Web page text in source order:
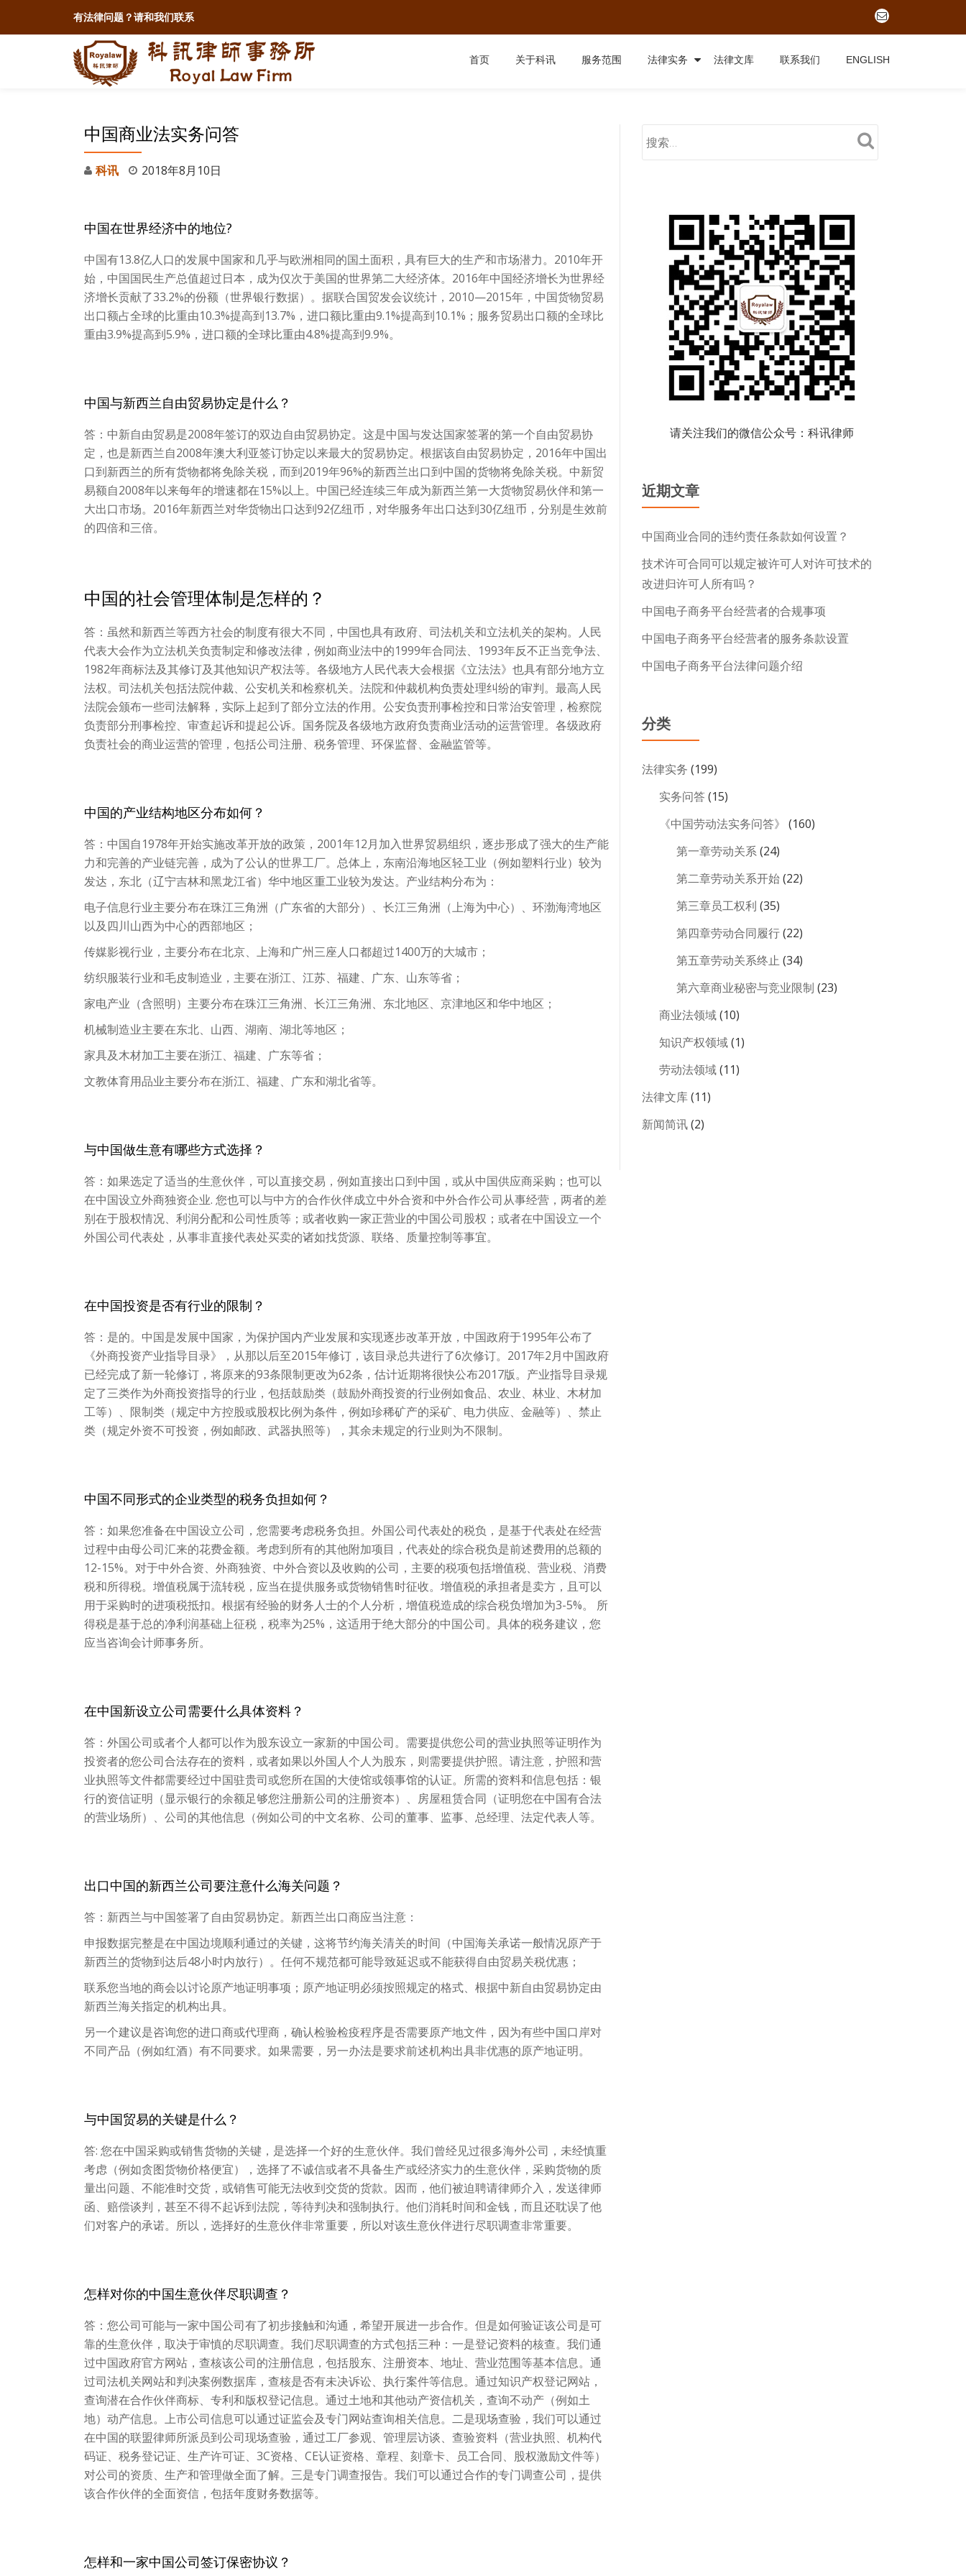
跳
有法律问题？请和我们联系
fa-
envelope-
o
首页 关于科讯 服务范围 法律实务 法律文库 联系我们 ENGLISH
中国商业法实务问答
科讯 2018年8月10日
中国在世界经济中的地位?
中国有13.8亿人口的发展中国家和几乎与欧洲相同的国土面积，具有巨大的生产和市场潜力。2010年开
始，中国国民生产总值超过日本，成为仅次于美国的世界第二大经济体。2016年中国经济增长为世界经
济增长贡献了33.2%的份额（世界银行数据）。据联合国贸发会议统计，2010—2015年，中国货物贸易
出口额占全球的比重由10.3%提高到13.7%，进口额比重由9.1%提高到10.1%；服务贸易出口额的全球比
重由3.9%提高到5.9%，进口额的全球比重由4.8%提高到9.9%。
中国与新西兰自由贸易协定是什么？
答：中新自由贸易是2008年签订的双边自由贸易协定。这是中国与发达国家签署的第一个自由贸易协
定，也是新西兰自2008年澳大利亚签订协定以来最大的贸易协定。根据该自由贸易协定，2016年中国出
口到新西兰的所有货物都将免除关税，而到2019年96%的新西兰出口到中国的货物将免除关税。中新贸
易额自2008年以来每年的增速都在15%以上。中国已经连续三年成为新西兰第一大货物贸易伙伴和第一
大出口市场。2016年新西兰对华货物出口达到92亿纽币，对华服务年出口达到30亿纽币，分别是生效前
的四倍和三倍。
中国的社会管理体制是怎样的？
答：虽然和新西兰等西方社会的制度有很大不同，中国也具有政府、司法机关和立法机关的架构。人民
代表大会作为立法机关负责制定和修改法律，例如商业法中的1999年合同法、1993年反不正当竞争法、
1982年商标法及其修订及其他知识产权法等。各级地方人民代表大会根据《立法法》也具有部分地方立
法权。司法机关包括法院仲裁、公安机关和检察机关。法院和仲裁机构负责处理纠纷的审判。最高人民
法院会颁布一些司法解释，实际上起到了部分立法的作用。公安负责刑事检控和日常治安管理，检察院
负责部分刑事检控、审查起诉和提起公诉。国务院及各级地方政府负责商业活动的运营管理。各级政府
负责社会的商业运营的管理，包括公司注册、税务管理、环保监督、金融监管等。
中国的产业结构地区分布如何？
答：中国自1978年开始实施改革开放的政策，2001年12月加入世界贸易组织，逐步形成了强大的生产能
力和完善的产业链完善，成为了公认的世界工厂。总体上，东南沿海地区轻工业（例如塑料行业）较为
发达，东北（辽宁吉林和黑龙江省）华中地区重工业较为发达。产业结构分布为：
电子信息行业主要分布在珠江三角洲（广东省的大部分）、长江三角洲（上海为中心）、环渤海湾地区
以及四川山西为中心的西部地区；
传媒影视行业，主要分布在北京、上海和广州三座人口都超过1400万的大城市；
纺织服装行业和毛皮制造业，主要在浙江、江苏、福建、广东、山东等省；
家电产业（含照明）主要分布在珠江三角洲、长江三角洲、东北地区、京津地区和华中地区；
机械制造业主要在东北、山西、湖南、湖北等地区；
家具及木材加工主要在浙江、福建、广东等省；
文教体育用品业主要分布在浙江、福建、广东和湖北省等。
与中国做生意有哪些方式选择？
答：如果选定了适当的生意伙伴，可以直接交易，例如直接出口到中国，或从中国供应商采购；也可以
在中国设立外商独资企业. 您也可以与中方的合作伙伴成立中外合资和中外合作公司从事经营，两者的差
别在于股权情况、利润分配和公司性质等；或者收购一家正营业的中国公司股权；或者在中国设立一个
外国公司代表处，从事非直接代表处买卖的诸如找货源、联络、质量控制等事宜。
在中国投资是否有行业的限制？
答：是的。中国是发展中国家，为保护国内产业发展和实现逐步改革开放，中国政府于1995年公布了
《外商投资产业指导目录》，从那以后至2015年修订，该目录总共进行了6次修订。2017年2月中国政府
已经完成了新一轮修订，将原来的93条限制更改为62条，估计近期将很快公布2017版。产业指导目录规
定了三类作为外商投资指导的行业，包括鼓励类（鼓励外商投资的行业例如食品、农业、林业、木材加
工等）、限制类（规定中方控股或股权比例为条件，例如珍稀矿产的采矿、电力供应、金融等）、禁止
类（规定外资不可投资，例如邮政、武器执照等），其余未规定的行业则为不限制。
中国不同形式的企业类型的税务负担如何？
答：如果您准备在中国设立公司，您需要考虑税务负担。外国公司代表处的税负，是基于代表处在经营
过程中由母公司汇来的花费金额。考虑到所有的其他附加项目，代表处的综合税负是前述费用的总额的
12-15%。对于中外合资、外商独资、中外合资以及收购的公司，主要的税项包括增值税、营业税、消费
税和所得税。增值税属于流转税，应当在提供服务或货物销售时征收。增值税的承担者是卖方，且可以
用于采购时的进项税抵扣。根据有经验的财务人士的个人分析，增值税造成的综合税负增加为3-5%。 所
得税是基于总的净利润基础上征税，税率为25%，这适用于绝大部分的中国公司。具体的税务建议，您
应当咨询会计师事务所。
在中国新设立公司需要什么具体资料？
答：外国公司或者个人都可以作为股东设立一家新的中国公司。需要提供您公司的营业执照等证明作为
投资者的您公司合法存在的资料，或者如果以外国人个人为股东，则需要提供护照。请注意，护照和营
业执照等文件都需要经过中国驻贵司或您所在国的大使馆或领事馆的认证。所需的资料和信息包括：银
行的资信证明（显示银行的余额足够您注册新公司的注册资本）、房屋租赁合同（证明您在中国有合法
的营业场所）、公司的其他信息（例如公司的中文名称、公司的董事、监事、总经理、法定代表人等。
出口中国的新西兰公司要注意什么海关问题？
答：新西兰与中国签署了自由贸易协定。新西兰出口商应当注意：
申报数据完整是在中国边境顺利通过的关键，这将节约海关清关的时间（中国海关承诺一般情况原产于
新西兰的货物到达后48小时内放行）。任何不规范都可能导致延迟或不能获得自由贸易关税优惠；
联系您当地的商会以讨论原产地证明事项；原产地证明必须按照规定的格式、根据中新自由贸易协定由
新西兰海关指定的机构出具。
另一个建议是咨询您的进口商或代理商，确认检验检疫程序是否需要原产地文件，因为有些中国口岸对
不同产品（例如红酒）有不同要求。如果需要，另一办法是要求前述机构出具非优惠的原产地证明。
与中国贸易的关键是什么？
答: 您在中国采购或销售货物的关键，是选择一个好的生意伙伴。我们曾经见过很多海外公司，未经慎重
考虑（例如贪图货物价格便宜），选择了不诚信或者不具备生产或经济实力的生意伙伴，采购货物的质
量出问题、不能准时交货，或销售可能无法收到交货的货款。因而，他们被迫聘请律师介入，发送律师
函、赔偿谈判，甚至不得不起诉到法院，等待判决和强制执行。他们消耗时间和金钱，而且还耽误了他
们对客户的承诺。所以，选择好的生意伙伴非常重要，所以对该生意伙伴进行尽职调查非常重要。
怎样对你的中国生意伙伴尽职调查？
答：您公司可能与一家中国公司有了初步接触和沟通，希望开展进一步合作。但是如何验证该公司是可
靠的生意伙伴，取决于审慎的尽职调查。我们尽职调查的方式包括三种：一是登记资料的核查。我们通
过中国政府官方网站，查核该公司的注册信息，包括股东、注册资本、地址、营业范围等基本信息。通
过司法机关网站和判决案例数据库，查核是否有未决诉讼、执行案件等信息。通过知识产权登记网站，
查询潜在合作伙伴商标、专利和版权登记信息。通过土地和其他动产资信机关，查询不动产（例如土
地）动产信息。上市公司信息可以通过证监会及专门网站查询相关信息。二是现场查验，我们可以通过
在中国的联盟律师所派员到公司现场查验，通过工厂参观、管理层访谈、查验资料（营业执照、机构代
码证、税务登记证、生产许可证、3C资格、CE认证资格、章程、刻章卡、员工合同、股权激励文件等）
对公司的资质、生产和管理做全面了解。三是专门调查报告。我们可以通过合作的专门调查公司，提供
该合作伙伴的全面资信，包括年度财务数据等。
怎样和一家中国公司签订保密协议？
请关注我们的微信公众号：科讯律师
近期文章
中国商业合同的违约责任条款如何设置？
技术许可合同可以规定被许可人对许可技术的
改进归许可人所有吗？
中国电子商务平台经营者的合规事项
中国电子商务平台经营者的服务条款设置
中国电子商务平台法律问题介绍
分类
法律实务 (199)
实务问答(15)
《中国劳动法实务问答》 (160)
第一章劳动关系(24)
第二章劳动关系开始(22)
第三章员工权利 (35)
第四章劳动合同履行(22)
第五章劳动关系终止 (34)
第六章商业秘密与竞业限制 (23)
商业法领域(10)
知识产权领域(1)
劳动法领域(11)
法律文库(11)
新闻简讯(2)